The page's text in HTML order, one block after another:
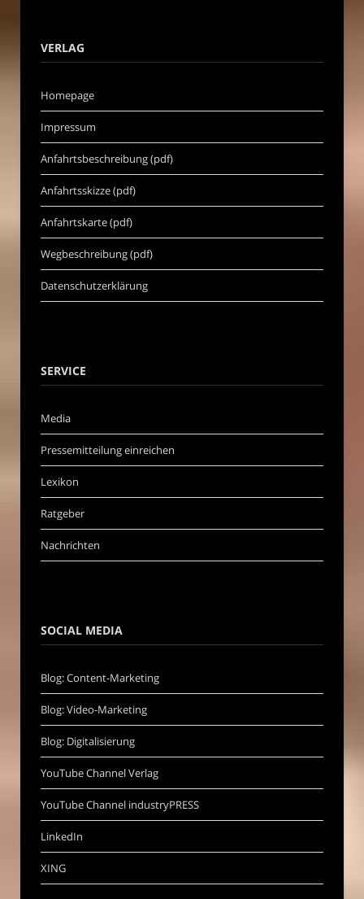
VERLAG
Homepage
Impressum
Anfahrtsbeschreibung (pdf)
Anfahrtsskizze (pdf)
Anfahrtskarte (pdf)
Wegbeschreibung (pdf)
Datenschutzerklärung
SERVICE
Media
Pressemitteilung einreichen
Lexikon
Ratgeber
Nachrichten
SOCIAL MEDIA
Blog: Content-Marketing
Blog: Video-Marketing
Blog: Digitalisierung
YouTube Channel Verlag
YouTube Channel industryPRESS
LinkedIn
XING